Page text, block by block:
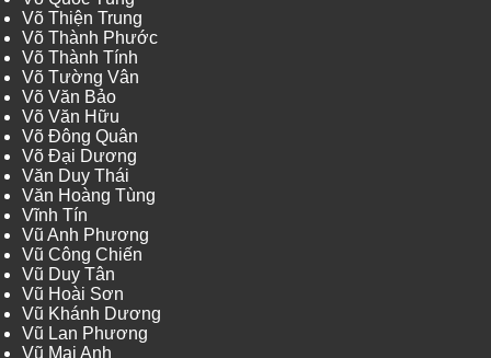
Võ Thiện Trung
Võ Thành Phước
Võ Thành Tính
Võ Tường Vân
Võ Văn Bảo
Võ Văn Hữu
Võ Đông Quân
Võ Đại Dương
Văn Duy Thái
Văn Hoàng Tùng
Vĩnh Tín
Vũ Anh Phương
Vũ Công Chiến
Vũ Duy Tân
Vũ Hoài Sơn
Vũ Khánh Dương
Vũ Lan Phương
Vũ Mai Anh